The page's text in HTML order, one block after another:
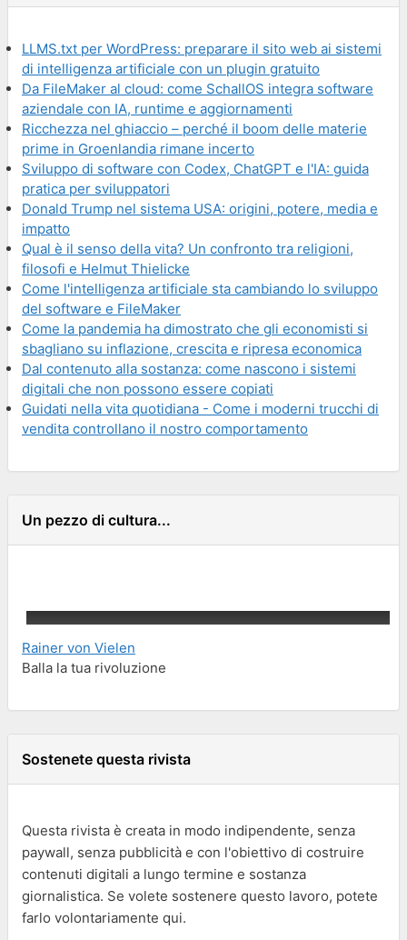
LLMS.txt per WordPress: preparare il sito web ai sistemi
di intelligenza artificiale con un plugin gratuito
Da FileMaker al cloud: come SchallOS integra software
aziendale con IA, runtime e aggiornamenti
Ricchezza nel ghiaccio – perché il boom delle materie
prime in Groenlandia rimane incerto
Sviluppo di software con Codex, ChatGPT e l'IA: guida
pratica per sviluppatori
Donald Trump nel sistema USA: origini, potere, media e
impatto
Qual è il senso della vita? Un confronto tra religioni,
filosofi e Helmut Thielicke
Come l'intelligenza artificiale sta cambiando lo sviluppo
del software e FileMaker
Come la pandemia ha dimostrato che gli economisti si
sbagliano su inflazione, crescita e ripresa economica
Dal contenuto alla sostanza: come nascono i sistemi
digitali che non possono essere copiati
Guidati nella vita quotidiana - Come i moderni trucchi di
vendita controllano il nostro comportamento
Un pezzo di cultura...
Rainer von Vielen
Balla la tua rivoluzione
Sostenete questa rivista
Questa rivista è creata in modo indipendente, senza
paywall, senza pubblicità e con l'obiettivo di costruire
contenuti digitali a lungo termine e sostanza
giornalistica. Se volete sostenere questo lavoro, potete
farlo volontariamente qui.